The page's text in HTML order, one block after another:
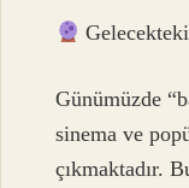
Günümüzde
sinema ve
çıkmaktadır.